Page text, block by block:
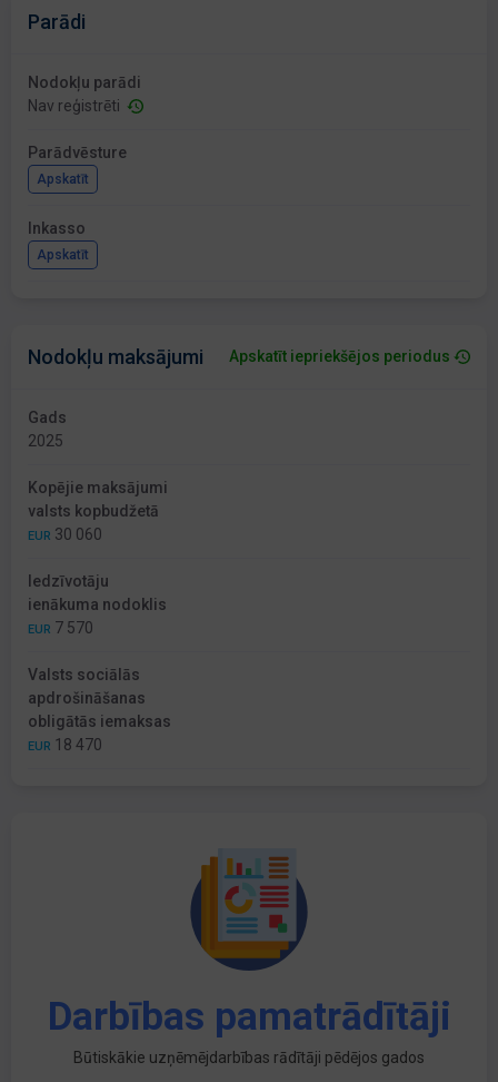
Parādi
Nodokļu parādi
Nav reģistrēti
Parādvēsture
Apskatīt
Inkasso
Apskatīt
Nodokļu maksājumi Apskatīt iepriekšējos periodus
Gads
2025
Kopējie maksājumi
valsts kopbudžetā
EUR 30 060
Iedzīvotāju
ienākuma nodoklis
EUR 7 570
Valsts sociālās
apdrošināšanas
obligātās iemaksas
EUR 18 470
Darbības pamatrādītāji
Būtiskākie uzņēmējdarbības rādītāji pēdējos gados